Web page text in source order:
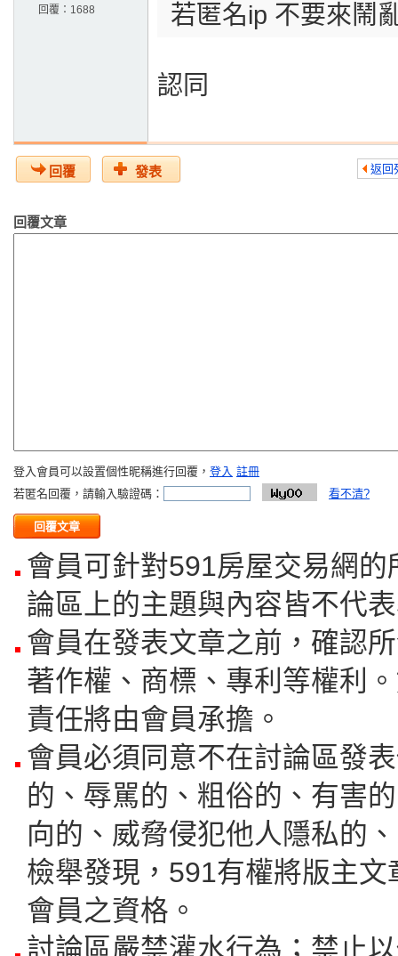
回覆： 1688 若匿名ip 不要來鬧
認同
回覆 發表 返回
回覆文章
登入會員可以設置個性昵稱進行回覆， 登入 註冊
若匿名回覆，請輸入驗證碼：
看不清?
會員可針對591房屋交易網
論區上的主題與內容皆不代
會員在發表文章之前，確認
著作權、商標、專利等權利
責任將由會員承擔。
會員必須同意不在討論區發
的、辱駡的、粗俗的、有害
向的、威脅侵犯他人隱私的
檢舉發現，591有權將版主
會員之資格。
討論區嚴禁灌水行為；禁止